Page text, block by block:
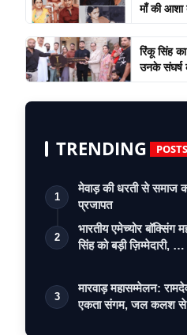
माँ की
रिंकू सिंह
उनके संघर्ष
TRENDING POSTS
1
मेवाड़ की धरती से समाज
प्रजापत
2
भारतीय एमेच्योर
सिंह को बड़ी ज़िम्मेदारी, …
3
मारवाड़ महासम्मेलन:
एकता संगम, जल कलश से